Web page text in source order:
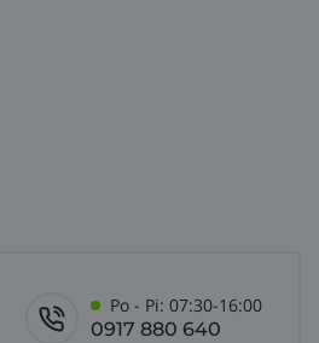
Po - Pi: 07:30-16:00
0917 880 640